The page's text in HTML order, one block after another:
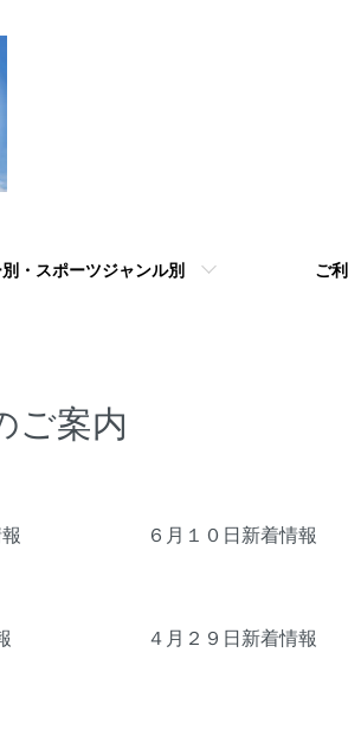
・スポーツジャンル別 ご
ご案内
６月１０日新着情報
４月２９日新着情報